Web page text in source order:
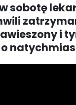
sobotę
i